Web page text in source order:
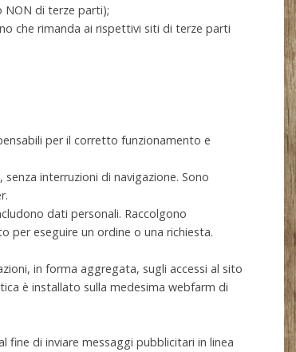
NON di terze parti);
che rimanda ai rispettivi siti di terze parti
per il corretto funzionamento e
interruzioni di navigazione. Sono
dati personali. Raccolgono
per eseguire un ordine o una richiesta.
in forma aggregata, sugli accessi al sito
è installato sulla medesima webfarm di
fine di inviare messaggi pubblicitari in linea